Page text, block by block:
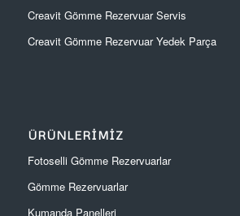
Creavit Gömme Rezervuar Servis
Creavit Gömme Rezervuar Yedek Parça
ÜRÜNLERIMIZ
Fotoselli Gömme Rezervuarlar
Gömme Rezervuarlar
Kumanda Panelleri